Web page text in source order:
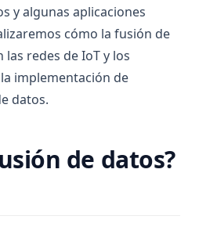
los hechos y garantizando
LTM-1: Un LLM con 5
perplejidad alta en GPT Zero?
de IA
and Arduino: A
Python?
Understanding The Pass
y algunas aplicaciones
cómo la fusión de
redes de IoT y los
implementación de
datos.
de datos?